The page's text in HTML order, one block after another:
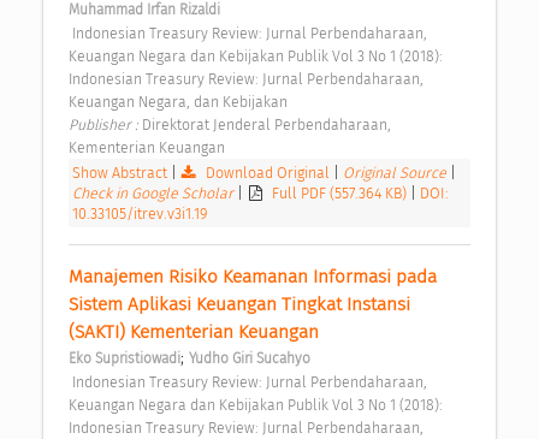
Muhammad Irfan Rizaldi
Keuangan Negara dan Kebijakan Publik Vol 3 No 1 (2018):
Indonesian Treasury Review: Jurnal Perbendaharaan,
Keuangan Negara, dan Kebijakan
Publisher : Direktorat Jenderal Perbendaharaan,
Kementerian Keuangan
Show Abstract| Download Original Original Source
Check in Google Scholar
Full PDF (557.364 KB)
DOI:
10.33105/itrev.v3i1.19
Manajemen Risiko Keamanan Informasi pada
Sistem Aplikasi Keuangan Tingkat Instansi
(SAKTI) Kementerian Keuangan
Eko Supristiowadi; Yudho Giri Sucahyo
Keuangan Negara dan Kebijakan Publik Vol 3 No 1 (2018):
Indonesian Treasury Review: Jurnal Perbendaharaan,